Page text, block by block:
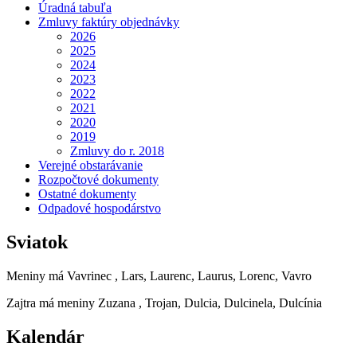
Úradná tabuľa
Zmluvy faktúry objednávky
2026
2025
2024
2023
2022
2021
2020
2019
Zmluvy do r. 2018
Verejné obstarávanie
Rozpočtové dokumenty
Ostatné dokumenty
Odpadové hospodárstvo
Sviatok
Meniny má Vavrinec , Lars, Laurenc, Laurus, Lorenc, Vavro
Zajtra má meniny Zuzana , Trojan, Dulcia, Dulcinela, Dulcínia
Kalendár